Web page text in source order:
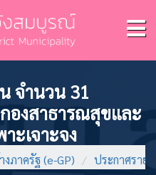
จำนวน 31
องสาธารณสุขและ
ะเจาะจง
ภาครัฐ (e-GP) / ประกาศราย